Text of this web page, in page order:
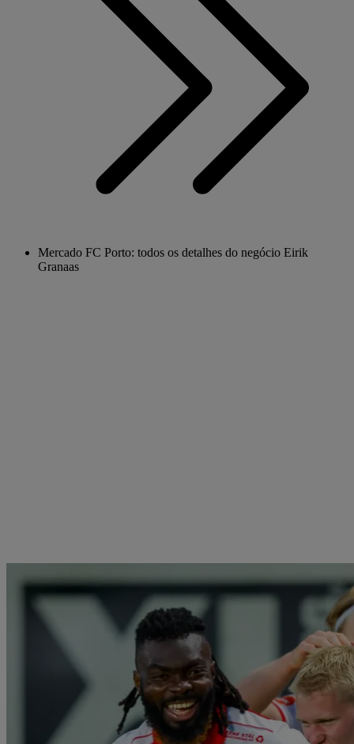
Mercado FC Porto: todos os detalhes do negócio Eirik
Granaas